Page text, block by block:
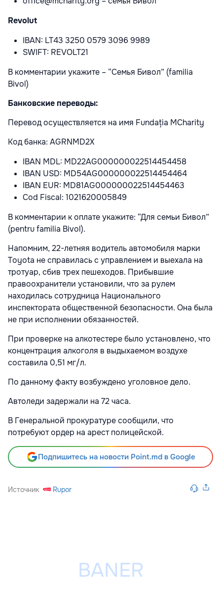
Revolut
IBAN: LT43 3250 0579 3096 9989
SWIFT: REVOLT21
В комментарии укажите – “Семья Бивол” (familia
Bivol)
Банковские переводы:
Перевод осуществляется на имя Fundația MCharity
Код банка: AGRNMD2X
IBAN MDL: MD22AG000000022514454458
IBAN USD: MD54AG000000022514454464
IBAN EUR: MD81AG000000022514454463
Cod Fiscal: 1021620005849
В комментарии к оплате укажите: “Для семьи Бивол”
(pentru familia Bivol).
Напомним, 22-летняя водитель автомобиля марки
Toyota не справилась с управлением и выехала на
тротуар, сбив трех пешеходов. Прибывшие
правоохранители установили, что за рулем
находилась сотрудница Национального
инспектората общественной безопасности. Она была
не при исполнении обязанностей.
При проверке на алкотестере было установлено, что
концентрация алкоголя в выдыхаемом воздухе
составила 0,51 мг/л.
По данному факту возбуждено уголовное дело.
Автоледи задержали на 72 часа.
В Генеральной прокуратуре сообщили, что
потребуют ордер на арест полицейской.
Подпишитесь на новости Point.md в Google
Источник Rupor